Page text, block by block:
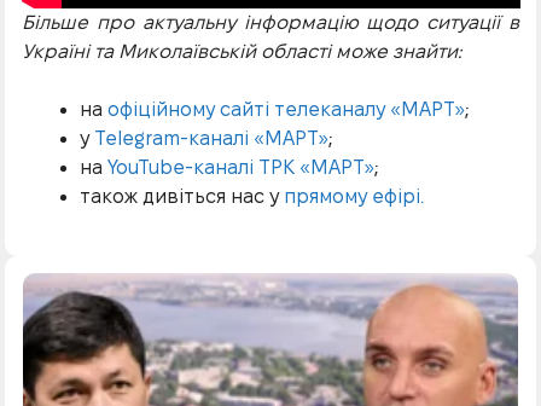
Більше про актуальну інформацію щодо ситуації в
Україні та Миколаївській області може знайти:
на офіційному сайті телеканалу «МАРТ»;
у Telegram-каналі «МАРТ»;
на YouTube-каналі ТРК «МАРТ»;
також дивіться нас у прямому ефірі.